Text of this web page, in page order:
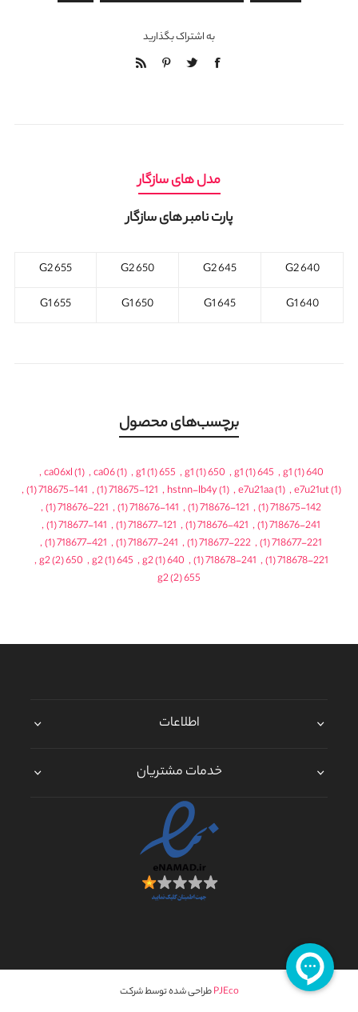
به اشتراک بگذارید
مدل های سازگار
پارت نامبر های سازگار
640 G2
645 G2
650 G2
655 G2
640 G1
645 G1
650 G1
655 G1
برچسب‌های محصول
640 g1
(1)
,
645 g1
(1)
,
650 g1
(1)
,
655 g1
(1)
,
ca06(1)
,
ca06xl(1)
,
e7u21ut(1)
,
e7u21aa(1)
,
hstnn-lb4y(1)
,
718675-121
(1)
,
718675-141
(1)
,
718675-142
(1)
,
718676-121
(1)
,
718676-141
(1)
,
718676-221
(1)
,
718676-241
(1)
,
718676-421
(1)
,
718677-121
(1)
,
718677-141
(1)
,
718677-221
(1)
,
718677-222
(1)
,
718677-241
(1)
,
718677-421
(1)
,
718678-221
(1)
,
718678-241
(1)
,
640 g2
(1)
,
645 g2
(1)
,
650 g2
(2)
,
655 g2
(2)
اطلاعات
خدمات مشتریان
طراحی شده توسط شرکتPJEco